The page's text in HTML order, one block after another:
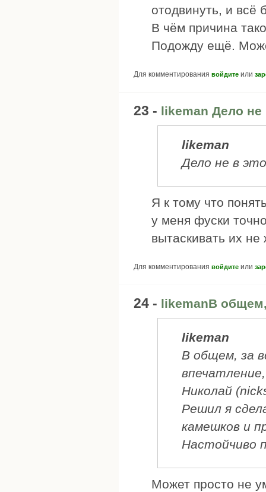
отодвинуть, и всё
В чём причина
Подожду ещё.
Для комментирования войдите или
23 - likeman Дело не
likeman
Дело не в
Я к тому что
у меня фуски
вытаскивать их
Для комментирования войдите или
24 - likemanВ общем,
likeman
В общем, за
Николай
Решил я
камешков и
Настойчиво
Может просто не